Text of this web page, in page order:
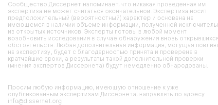
Сообщество Диссернет напоминает, что никакая проведенная им
экспертиза не может считаться окончательной. Экспертиза носит
предположительный (вероятностный) характер и основана на
имеющемся в наличии объеме информации, полученной
из открытых источников. Эксперты готовы в любой момент
возобновить исследования в случае обнаружения вновь
обстоятельств. Любая дополнительная информация, могущая
на экспертизу, будет с благодарностью принята и проверена в
кратчайшие сроки, а результаты такой дополнительной проверки
(мнения экспертов Диссернета) будут немедленно обнародованы.
Просим любую информацию, имеющую отношение к уже
опубликованным экспертизам Диссернета, направлять по адресу
info@dissernet.org